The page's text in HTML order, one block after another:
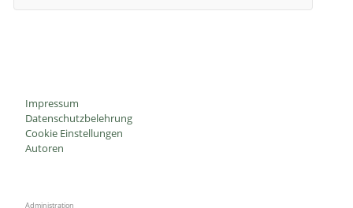
Impressum
Datenschutzbelehrung
Cookie Einstellungen
Autoren
Administration